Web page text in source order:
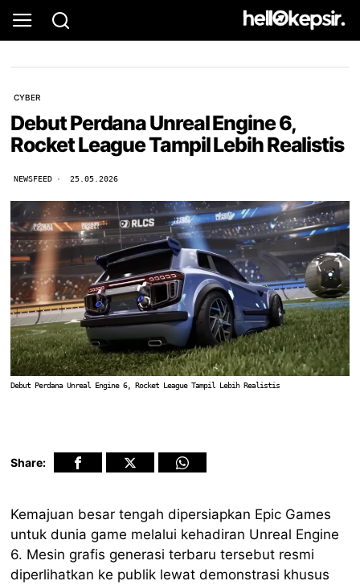
CYBER
Debut Perdana Unreal Engine 6,
Rocket League Tampil Lebih Realistis
NEWSFEED 25.05.2026
Debut Perdana Unreal Engine 6, Rocket League Tampil Lebih Realistis
Share:
Kemajuan besar tengah dipersiapkan Epic Games
untuk dunia game melalui kehadiran Unreal Engine
6. Mesin grafis generasi terbaru tersebut resmi
diperlihatkan ke publik lewat demonstrasi khusus